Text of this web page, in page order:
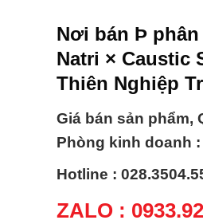
Nơi bán Þ
Natri × Caustic
Thiên Nghiệp
Giá bán sản phẩm,
Phòng kinh doanh :
Hotline :
ZALO :